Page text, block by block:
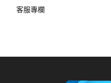
客服專欄